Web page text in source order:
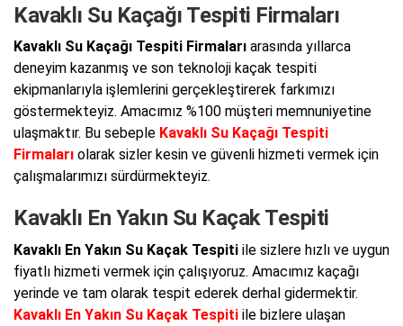
Kavaklı Su Kaçağı Tespiti Firmaları
Kavaklı Su Kaçağı Tespiti Firmaları arasında yıllarca
deneyim kazanmış ve son teknoloji kaçak tespiti
ekipmanlarıyla işlemlerini gerçekleştirerek farkımızı
göstermekteyiz. Amacımız %100 müşteri memnuniyetine
ulaşmaktır. Bu sebeple Kavaklı Su Kaçağı Tespiti
Firmaları olarak sizler kesin ve güvenli hizmeti vermek için
çalışmalarımızı sürdürmekteyiz.
Kavaklı En Yakın Su Kaçak Tespiti
Kavaklı En Yakın Su Kaçak Tespiti ile sizlere hızlı ve uygun
fiyatlı hizmeti vermek için çalışıyoruz. Amacımız kaçağı
yerinde ve tam olarak tespit ederek derhal gidermektir.
Kavaklı En Yakın Su Kaçak Tespiti ile bizlere ulaşan